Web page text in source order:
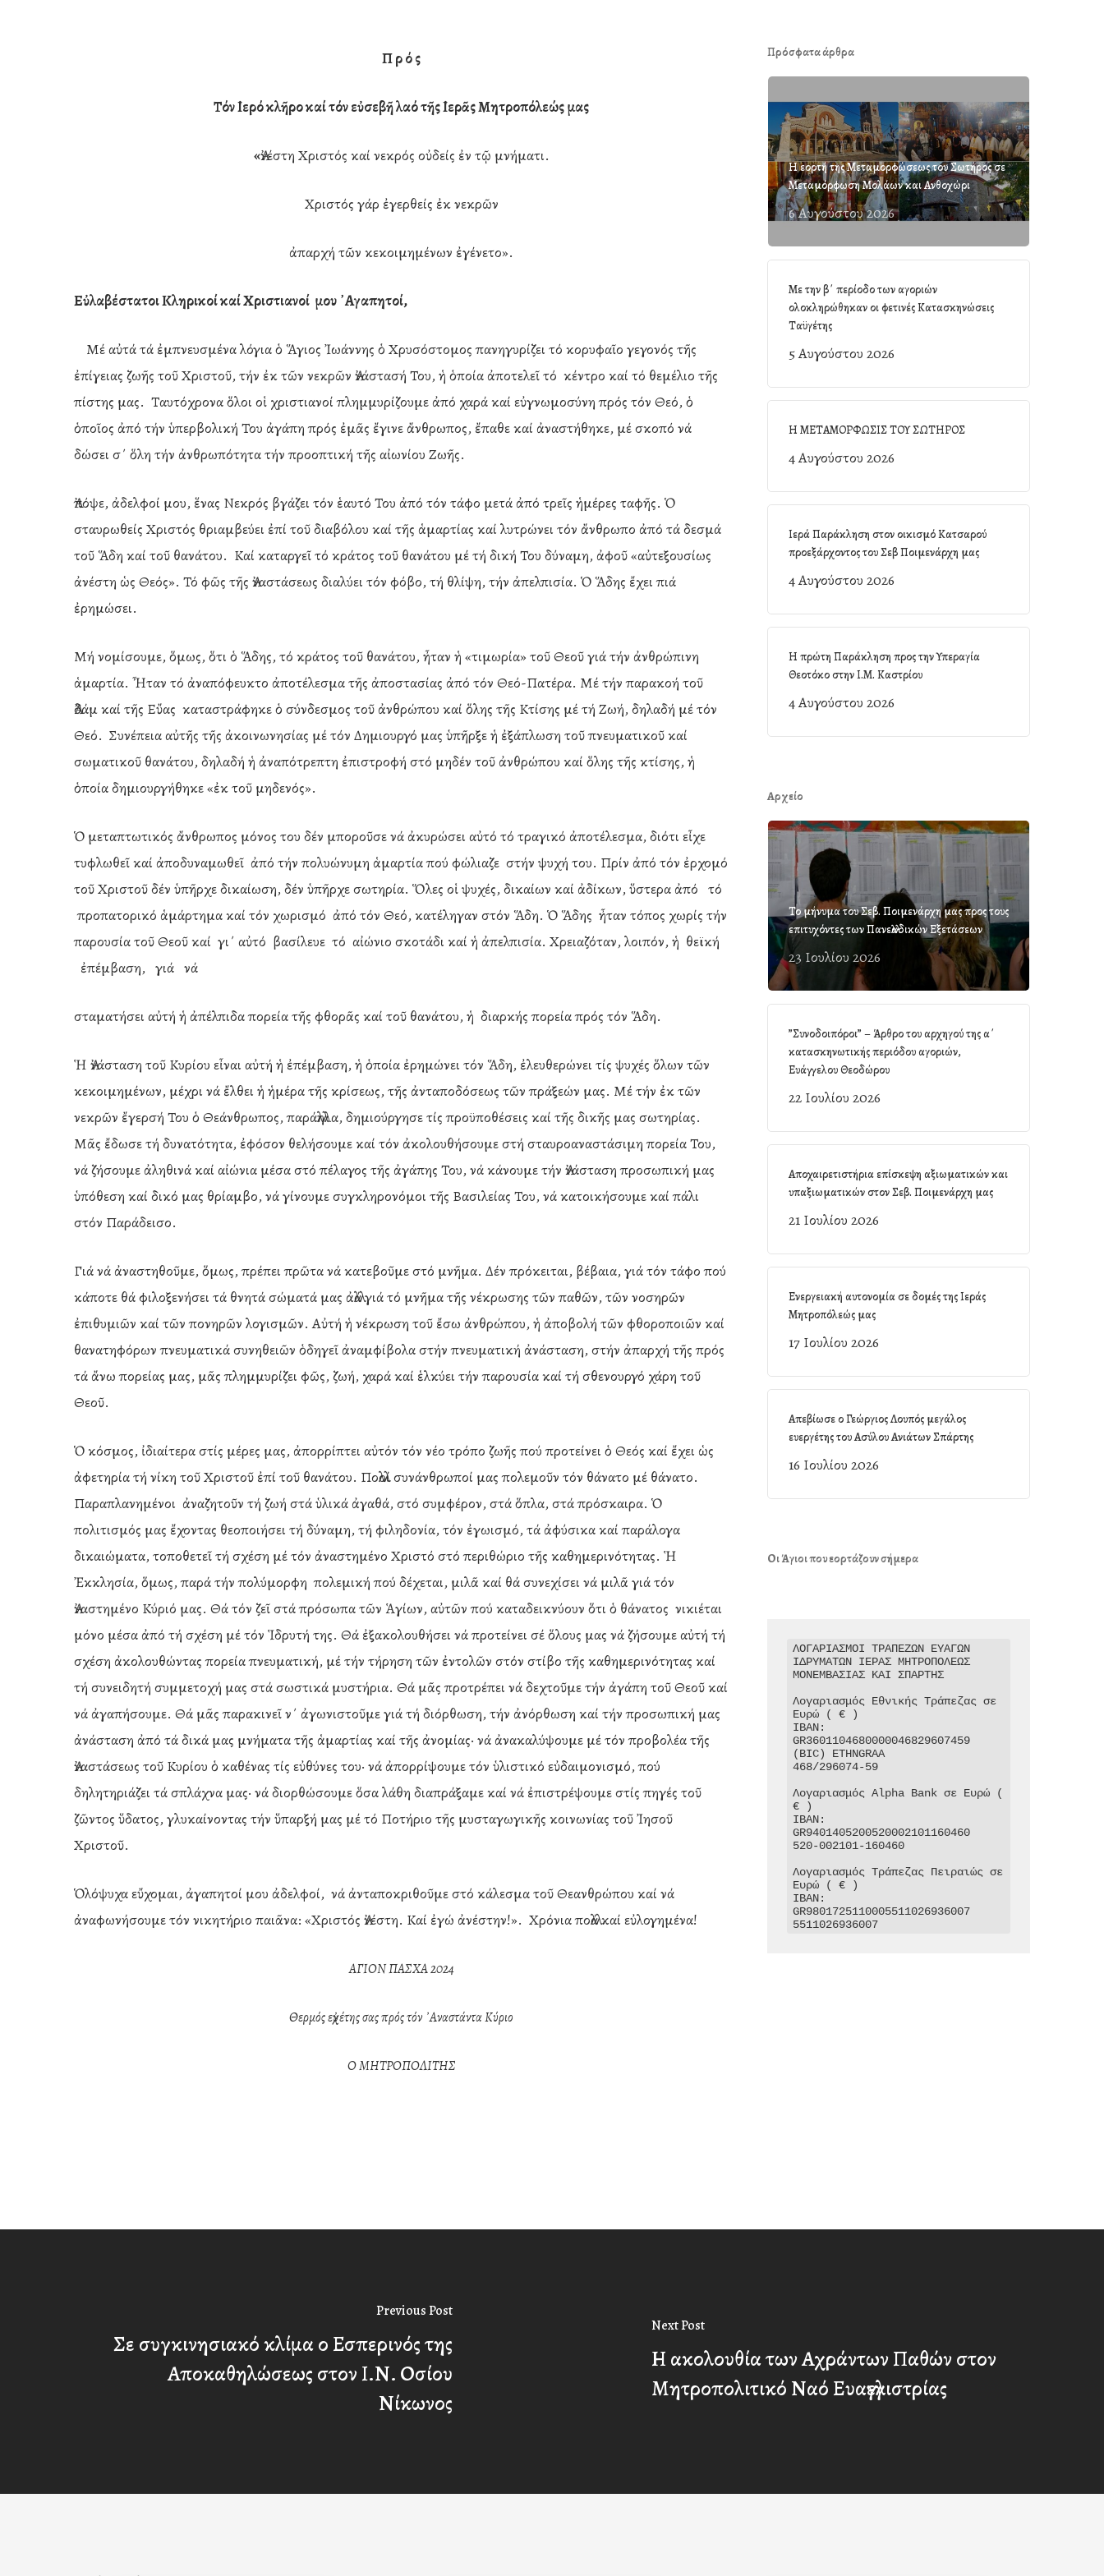
Π ρ ό ς
Τόν ῾Ιερό κλῆρο καί τόν εὐσεβῆ λαό τῆς ῾Ιερᾶς Μητροπόλεώς μας
«Ἀνέστη Χριστός καί νεκρός οὐδείς ἐν τῷ μνήματι.
Χριστός γάρ ἐγερθείς ἐκ νεκρῶν
ἀπαρχή τῶν κεκοιμημένων ἐγένετο».
Εὐλαβέστατοι Κληρικοί καί Χριστιανοί μου ᾿Αγαπητοί,
Μέ αὐτά τά ἐμπνευσμένα λόγια ὁ Ἅγιος Ἰωάννης ὁ Χρυσόστομος πανηγυρίζει τό κορυφαῖο γεγονός τῆς
ἐπίγειας ζωῆς τοῦ Χριστοῦ, τήν ἐκ τῶν νεκρῶν Ἀνάστασή Του, ἡ ὁποία ἀποτελεῖ τό κέντρο καί τό θεμέλιο τῆς
πίστης μας. Ταυτόχρονα ὅλοι οἱ χριστιανοί πλημμυρίζουμε ἀπό χαρά καί εὐγνωμοσύνη πρός τόν Θεό, ὁ
ὁποῖος ἀπό τήν ὑπερβολική Του ἀγάπη πρός ἐμᾶς ἔγινε ἄνθρωπος, ἔπαθε καί ἀναστήθηκε, μέ σκοπό νά
δώσει σ΄ ὅλη τήν ἀνθρωπότητα τήν προοπτική τῆς αἰωνίου Ζωῆς.
Ἀπόψε, ἀδελφοί μου, ἕνας Νεκρός βγάζει τόν ἑαυτό Του ἀπό τόν τάφο μετά ἀπό τρεῖς ἡμέρες ταφῆς. Ὁ
σταυρωθείς Χριστός θριαμβεύει ἐπί τοῦ διαβόλου καί τῆς ἁμαρτίας καί λυτρώνει τόν ἄνθρωπο ἀπό τά δεσμά
τοῦ Ἅδη καί τοῦ θανάτου. Καί καταργεῖ τό κράτος τοῦ θανάτου μέ τή δική Του δύναμη, ἀφοῦ «αὐτεξουσίως
ἀνέστη ὡς Θεός». Τό φῶς τῆς Ἀναστάσεως διαλύει τόν φόβο, τή θλίψη, τήν ἀπελπισία. Ὁ Ἅδης ἔχει πιά
ἐρημώσει.
Μή νομίσουμε, ὅμως, ὅτι ὁ Ἅδης, τό κράτος τοῦ θανάτου, ἦταν ἡ «τιμωρία» τοῦ Θεοῦ γιά τήν ἀνθρώπινη
ἁμαρτία. Ἦταν τό ἀναπόφευκτο ἀποτέλεσμα τῆς ἀποστασίας ἀπό τόν Θεό-Πατέρα. Μέ τήν παρακοή τοῦ
Ἀδάμ καί τῆς Εὔας καταστράφηκε ὁ σύνδεσμος τοῦ ἀνθρώπου καί ὅλης τῆς Κτίσης μέ τή Ζωή, δηλαδή μέ τόν
Θεό. Συνέπεια αὐτῆς τῆς ἀκοινωνησίας μέ τόν Δημιουργό μας ὑπῆρξε ἡ ἐξάπλωση τοῦ πνευματικοῦ καί
σωματικοῦ θανάτου, δηλαδή ἡ ἀναπότρεπτη ἐπιστροφή στό μηδέν τοῦ ἀνθρώπου καί ὅλης τῆς κτίσης, ἡ
ὁποία δημιουργήθηκε «ἐκ τοῦ μηδενός».
Ὁ μεταπτωτικός ἄνθρωπος μόνος του δέν μποροῦσε νά ἀκυρώσει αὐτό τό τραγικό ἀποτέλεσμα, διότι εἶχε
τυφλωθεῖ καί ἀποδυναμωθεῖ ἀπό τήν πολυώνυμη ἁμαρτία πού φώλιαζε στήν ψυχή του. Πρίν ἀπό τόν ἐρχομό
τοῦ Χριστοῦ δέν ὑπῆρχε δικαίωση, δέν ὑπῆρχε σωτηρία. Ὅλες οἱ ψυχές, δικαίων καί ἀδίκων, ὕστερα ἀπό τό
προπατορικό ἁμάρτημα καί τόν χωρισμό ἀπό τόν Θεό, κατέληγαν στόν Ἅδη. Ὁ Ἅδης ἦταν τόπος χωρίς τήν
παρουσία τοῦ Θεοῦ καί γι΄ αὐτό βασίλευε τό αἰώνιο σκοτάδι καί ἡ ἀπελπισία. Χρειαζόταν, λοιπόν, ἡ θεϊκή
ἐπέμβαση, γιά νά
σταματήσει αὐτή ἡ ἀπέλπιδα πορεία τῆς φθορᾶς καί τοῦ θανάτου, ἡ διαρκής πορεία πρός τόν Ἅδη.
Ἡ Ἀνάσταση τοῦ Κυρίου εἶναι αὐτή ἡ ἐπέμβαση, ἡ ὁποία ἐρημώνει τόν Ἅδη, ἐλευθερώνει τίς ψυχές ὅλων τῶν
κεκοιμημένων, μέχρι νά ἔλθει ἡ ἡμέρα τῆς κρίσεως, τῆς ἀνταποδόσεως τῶν πράξεών μας. Μέ τήν ἐκ τῶν
νεκρῶν ἔγερσή Του ὁ Θεάνθρωπος, παράλληλα, δημιούργησε τίς προϋποθέσεις καί τῆς δικῆς μας σωτηρίας.
Μᾶς ἔδωσε τή δυνατότητα, ἐφόσον θελήσουμε καί τόν ἀκολουθήσουμε στή σταυροαναστάσιμη πορεία Του,
νά ζήσουμε ἀληθινά καί αἰώνια μέσα στό πέλαγος τῆς ἀγάπης Του, νά κάνουμε τήν Ἀνάσταση προσωπική μας
ὑπόθεση καί δικό μας θρίαμβο, νά γίνουμε συγκληρονόμοι τῆς Βασιλείας Του, νά κατοικήσουμε καί πάλι
στόν Παράδεισο.
Γιά νά ἀναστηθοῦμε, ὅμως, πρέπει πρῶτα νά κατεβοῦμε στό μνῆμα. Δέν πρόκειται, βέβαια, γιά τόν τάφο πού
κάποτε θά φιλοξενήσει τά θνητά σώματά μας ἀλλά γιά τό μνῆμα τῆς νέκρωσης τῶν παθῶν, τῶν νοσηρῶν
ἐπιθυμιῶν καί τῶν πονηρῶν λογισμῶν. Αὐτή ἡ νέκρωση τοῦ ἔσω ἀνθρώπου, ἡ ἀποβολή τῶν φθοροποιῶν καί
θανατηφόρων πνευματικά συνηθειῶν ὁδηγεῖ ἀναμφίβολα στήν πνευματική ἀνάσταση, στήν ἀπαρχή τῆς πρός
τά ἄνω πορείας μας, μᾶς πλημμυρίζει φῶς, ζωή, χαρά καί ἑλκύει τήν παρουσία καί τή σθενουργό χάρη τοῦ
Θεοῦ.
Ὁ κόσμος, ἰδιαίτερα στίς μέρες μας, ἀπορρίπτει αὐτόν τόν νέο τρόπο ζωῆς πού προτείνει ὁ Θεός καί ἔχει ὡς
ἀφετηρία τή νίκη τοῦ Χριστοῦ ἐπί τοῦ θανάτου. Πολλοί συνάνθρωποί μας πολεμοῦν τόν θάνατο μέ θάνατο.
Παραπλανημένοι ἀναζητοῦν τή ζωή στά ὑλικά ἀγαθά, στό συμφέρον, στά ὅπλα, στά πρόσκαιρα. Ὁ
πολιτισμός μας ἔχοντας θεοποιήσει τή δύναμη, τή φιληδονία, τόν ἐγωισμό, τά ἀφύσικα καί παράλογα
δικαιώματα, τοποθετεῖ τή σχέση μέ τόν ἀναστημένο Χριστό στό περιθώριο τῆς καθημερινότητας. Ἡ
Ἐκκλησία, ὅμως, παρά τήν πολύμορφη πολεμική πού δέχεται, μιλᾶ καί θά συνεχίσει νά μιλᾶ γιά τόν
Ἀναστημένο Κύριό μας. Θά τόν ζεῖ στά πρόσωπα τῶν Ἁγίων, αὐτῶν πού καταδεικνύουν ὅτι ὁ θάνατος νικιέται
μόνο μέσα ἀπό τή σχέση μέ τόν Ἱδρυτή της. Θά ἐξακολουθήσει νά προτείνει σέ ὅλους μας νά ζήσουμε αὐτή τή
σχέση ἀκολουθώντας πορεία πνευματική, μέ τήν τήρηση τῶν ἐντολῶν στόν στίβο τῆς καθημερινότητας καί
τή συνειδητή συμμετοχή μας στά σωστικά μυστήρια. Θά μᾶς προτρέπει νά δεχτοῦμε τήν ἀγάπη τοῦ Θεοῦ καί
νά ἀγαπήσουμε. Θά μᾶς παρακινεῖ ν΄ ἀγωνιστοῦμε γιά τή διόρθωση, τήν ἀνόρθωση καί τήν προσωπική μας
ἀνάσταση ἀπό τά δικά μας μνήματα τῆς ἁμαρτίας καί τῆς ἀνομίας· νά ἀνακαλύψουμε μέ τόν προβολέα τῆς
Ἀναστάσεως τοῦ Κυρίου ὁ καθένας τίς εὐθύνες του· νά ἀπορρίψουμε τόν ὑλιστικό εὐδαιμονισμό, πού
δηλητηριάζει τά σπλάχνα μας· νά διορθώσουμε ὅσα λάθη διαπράξαμε καί νά ἐπιστρέψουμε στίς πηγές τοῦ
ζῶντος ὕδατος, γλυκαίνοντας τήν ὕπαρξή μας μέ τό Ποτήριο τῆς μυσταγωγικῆς κοινωνίας τοῦ Ἰησοῦ
Χριστοῦ.
Ὁλόψυχα εὔχομαι, ἀγαπητοί μου ἀδελφοί, νά ἀνταποκριθοῦμε στό κάλεσμα τοῦ Θεανθρώπου καί νά
ἀναφωνήσουμε τόν νικητήριο παιᾶνα: «Χριστός Ἀνέστη. Καί ἐγώ ἀνέστην!». Χρόνια πολλά καί εὐλογημένα!
ΑΓΙΟΝ ΠΑΣΧΑ 2024
Θερμός εὐχέτης σας πρός τόν ᾿Αναστάντα Κύριο
Ο ΜΗΤΡΟΠΟΛΙΤΗΣ
Πρόσφατα άρθρα
Η εορτή της Μεταμορφώσεως του Σωτήρος σε
Μεταμόρφωση Μολάων και Ανθοχώρι
6 Αυγούστου 2026
Με την β΄ περίοδο των αγοριών
ολοκληρώθηκαν οι φετινές Κατασκηνώσεις
Ταϋγέτης
5 Αυγούστου 2026
Η ΜΕΤΑΜΟΡΦΩΣΙΣ ΤΟΥ ΣΩΤΗΡΟΣ
4 Αυγούστου 2026
Ιερά Παράκληση στον οικισμό Κατσαρού
προεξάρχοντος του Σεβ Ποιμενάρχη μας
4 Αυγούστου 2026
Η πρώτη Παράκληση προς την Υπεραγία
Θεοτόκο στην Ι.Μ. Καστρίου
4 Αυγούστου 2026
Αρχείο
Το μήνυμα του Σεβ. Ποιμενάρχη μας προς τους
επιτυχόντες των Πανελλαδικών Εξετάσεων
23 Ιουλίου 2026
”Συνοδοιπόροι” – Άρθρο του αρχηγού της α΄
κατασκηνωτικής περιόδου αγοριών,
Ευάγγελου Θεοδώρου
22 Ιουλίου 2026
Αποχαιρετιστήρια επίσκεψη αξιωματικών και
υπαξιωματικών στον Σεβ. Ποιμενάρχη μας
21 Ιουλίου 2026
Ενεργειακή αυτονομία σε δομές της Ιεράς
Μητροπόλεώς μας
17 Ιουλίου 2026
Απεβίωσε ο Γεώργιος Λουπός μεγάλος
ευεργέτης του Ασύλου Ανιάτων Σπάρτης
16 Ιουλίου 2026
Οι Άγιοι που εορτάζουν σήμερα
ΛΟΓΑΡΙΑΣΜΟΙ ΤΡΑΠΕΖΩΝ ΕΥΑΓΩΝ
ΙΔΡΥΜΑΤΩΝ ΙΕΡΑΣ ΜΗΤΡΟΠΟΛΕΩΣ
ΜΟΝΕΜΒΑΣΙΑΣ ΚΑΙ ΣΠΑΡΤΗΣ
Λογαριασμός Εθνικής Τράπεζας σε
Ευρώ ( € )
IBAN:
GR3601104680000046829607459
(BIC) ETHNGRAA
468/296074-59
Λογαριασμός Alpha Bank σε Ευρώ (
€ )
IBAN:
GR9401405200520002101160460
520-002101-160460
Λογαριασμός Τράπεζας Πειραιώς σε
Ευρώ ( € )
IBAN:
GR9801725110005511026936007
5511026936007
Previous Post
Σε συγκινησιακό κλίμα ο Εσπερινός της
Αποκαθηλώσεως στον Ι.Ν. Οσίου
Νίκωνος
Next Post
Η ακολουθία των Αχράντων Παθών στον
Μητροπολιτικό Ναό Ευαγγελιστρίας